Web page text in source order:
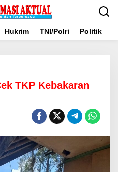
Hukrim TNI/Polri Politik
TKP Kebakaran